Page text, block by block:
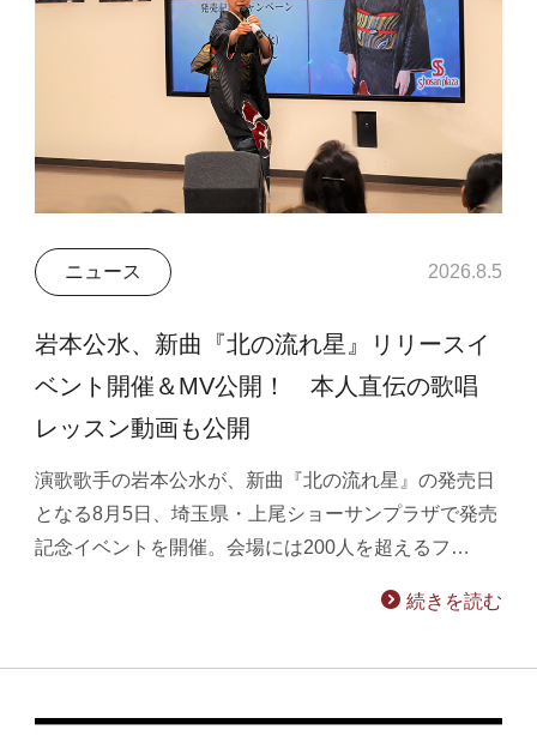
ニュース 2026.8.5
岩本公水、新曲『北の流れ星』リリースイ
ベント開催＆MV公開！ 本人直伝の歌唱
レッスン動画も公開
演歌歌手の岩本公水が、新曲『北の流れ星』の発売日
となる8月5日、埼玉県・上尾ショーサンプラザで発売
記念イベントを開催。会場には200人を超えるフ…
続きを読む